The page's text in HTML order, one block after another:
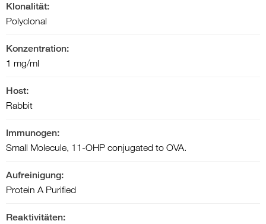
Klonalität:
Polyclonal
Konzentration:
1 mg/ml
Host:
Rabbit
Immunogen:
Small Molecule, 11-OHP conjugated to OVA.
Aufreinigung:
Protein A Purified
Reaktivitäten: